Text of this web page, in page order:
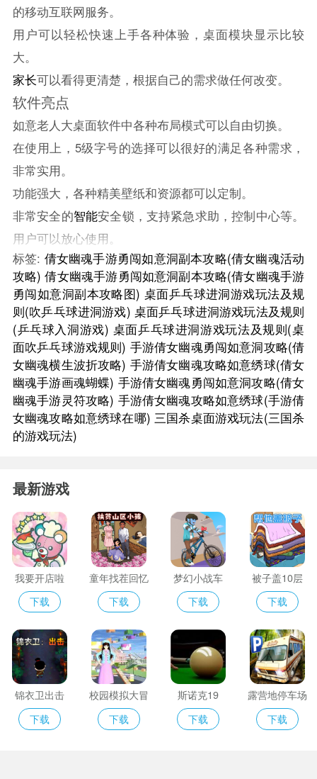
的移动互联网服务。
用户可以轻松快速上手各种体验，桌面模块显示比较
大。
家长可以看得更清楚，根据自己的需求做任何改变。
软件亮点
如意老人大桌面软件中各种布局模式可以自由切换。
在使用上，5级字号的选择可以很好的满足各种需求，
非常实用。
功能强大，各种精美壁纸和资源都可以定制。
非常安全的智能安全锁，支持紧急求助，控制中心等。
用户可以放心使用。
标签: 倩女幽魂手游勇闯如意洞副本攻略(倩女幽魂活动
攻略) 倩女幽魂手游勇闯如意洞副本攻略(倩女幽魂手游
勇闯如意洞副本攻略图) 桌面乒乓球进洞游戏玩法及规
则(吹乒乓球进洞游戏) 桌面乒乓球进洞游戏玩法及规则
(乒乓球入洞游戏) 桌面乒乓球进洞游戏玩法及规则(桌
面吹乒乓球游戏规则) 手游倩女幽魂勇闯如意洞攻略(倩
女幽魂横生波折攻略) 手游倩女幽魂攻略如意绣球(倩女
幽魂手游画魂蝴蝶) 手游倩女幽魂勇闯如意洞攻略(倩女
幽魂手游灵符攻略) 手游倩女幽魂攻略如意绣球(手游倩
女幽魂攻略如意绣球在哪) 三国杀桌面游戏玩法(三国杀
的游戏玩法)
最新游戏
我要开店啦
下载
童年找茬回忆
下载
梦幻小战车
下载
被子盖10层
下载
锦衣卫出击
下载
校园模拟大冒
险
下载
斯诺克19
下载
露营地停车场
下载